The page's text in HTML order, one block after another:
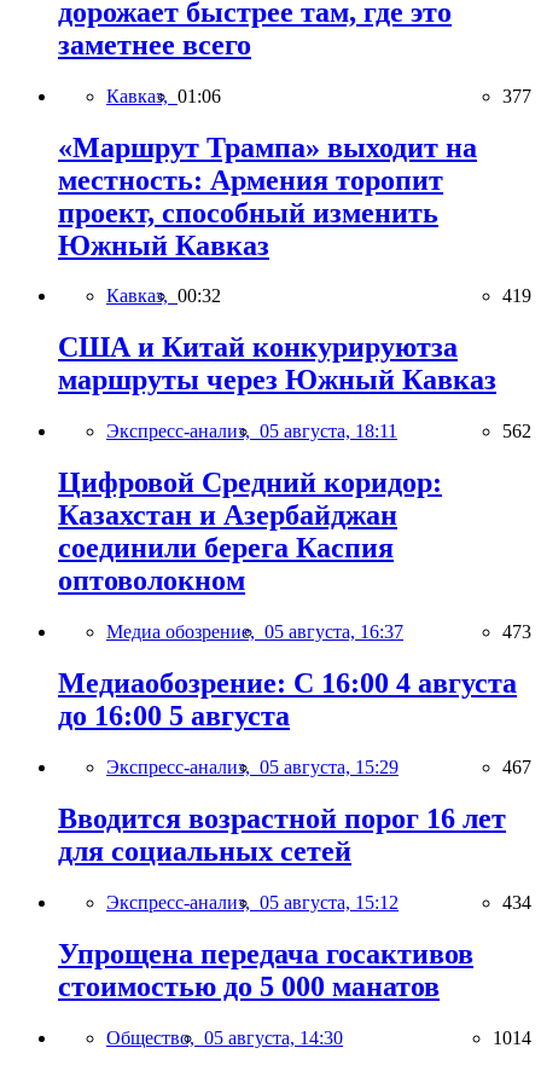
дорожает быстрее там, где это
заметнее всего
Кавказ, 01:06 377
«Маршрут Трампа» выходит на
местность: Армения торопит
проект, способный изменить
Южный Кавказ
Кавказ, 00:32 419
США и Китай конкурируютза
маршруты через Южный Кавказ
Экспресс-анализ, 05 августа, 18:11 562
Цифровой Средний коридор:
Казахстан и Азербайджан
соединили берега Каспия
оптоволокном
Медиа обозрение, 05 августа, 16:37 473
Медиаобозрение: С 16:00 4 августа
до 16:00 5 августа
Экспресс-анализ, 05 августа, 15:29 467
Вводится возрастной порог 16 лет
для социальных сетей
Экспресс-анализ, 05 августа, 15:12 434
Упрощена передача госактивов
стоимостью до 5 000 манатов
Общество, 05 августа, 14:30 1014